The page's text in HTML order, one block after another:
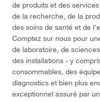
de produits et des
de la recherche, de la
des soins de santé et de
Comptez sur nous pour
de laboratoire, de
des installations - y
consommables, des
diagnostics et bien plus
exceptionnel assuré par